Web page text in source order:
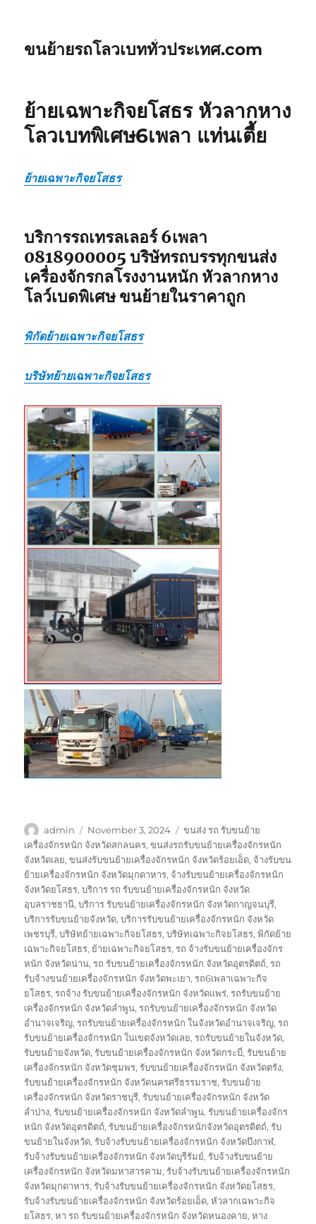
ขนย้ายรถโลวเบททั่วประเทศ.com
ย้ายเฉพาะกิจยโสธร หัวลากหาง
โลวเบทพิเศษ6เพลา แท่นเตี้ย
ย้ายเฉพาะกิจยโสธร
บริการรถเทรลเลอร์ 6เพลา
0818900005 บริษัทรถบรรทุกขนส่ง
เครื่องจักรกลโรงงานหนัก หัวลากหาง
โลว์เบดพิเศษ ขนย้ายในราคาถูก
พิกัดย้ายเฉพาะกิจยโสธร
บริษัทย้ายเฉพาะกิจยโสธร
Author
admin
Posted
on
November 3, 2024 Tags
ขนส่ง รถ รับขนย้าย
เครื่องจักรหนัก จังหวัดสกลนคร,ขนส่งรถรับขนย้ายเครื่องจักรหนัก
จังหวัดเลย,ขนส่งรับขนย้ายเครื่องจักรหนัก จังหวัดร้อยเอ็ด, จ้างรับขน
ย้ายเครื่องจักรหนัก จังหวัดมุกดาหาร, จ้างรับขนย้ายเครื่องจักรหนัก
จังหวัดยโสธร,บริการ รถ รับขนย้ายเครื่องจักรหนัก จังหวัด
อุบลราชธานี,บริการ รับขนย้ายเครื่องจักรหนัก จังหวัดกาญจนบุรี,
บริการรับขนย้ายจังหวัด,บริการรับขนย้ายเครื่องจักรหนัก จังหวัด
เพชรบุรี,บริษัทย้ายเฉพาะกิจยโสธร,บริษัทเฉพาะกิจยโสธร,พิกัดย้าย
เฉพาะกิจยโสธร, ย้ายเฉพาะกิจยโสธร,รถ จ้างรับขนย้ายเครื่องจักร
หนัก จังหวัดน่าน,รถ รับขนย้ายเครื่องจักรหนัก จังหวัดอุตรดิตถ์,รถ
รับจ้างขนย้ายเครื่องจักรหนัก จังหวัดพะเยา,รถ6เพลาเฉพาะกิจ
ยโสธร,รถจ้าง รับขนย้ายเครื่องจักรหนัก จังหวัดแพร่,รถรับขนย้าย
เครื่องจักรหนัก จังหวัดลำพูน,รถรับขนย้ายเครื่องจักรหนัก จังหวัด
อำนาจเจริญ,รถรับขนย้ายเครื่องจักรหนัก ในจังหวัดอำนาจเจริญ,รถ
รับขนย้ายเครื่องจักรหนัก ในเขตจังหวัดเลย,รถรับขนย้ายในจังหวัด,
รับขนย้ายจังหวัด,รับขนย้ายเครื่องจักรหนัก จังหวัดกระบี่,รับขนย้าย
เครื่องจักรหนัก จังหวัดชุมพร,รับขนย้ายเครื่องจักรหนัก จังหวัดตรัง,
รับขนย้ายเครื่องจักรหนัก จังหวัดนครศรีธรรมราช,รับขนย้าย
เครื่องจักรหนัก จังหวัดราชบุรี,รับขนย้ายเครื่องจักรหนัก จังหวัด
ลำปาง,รับขนย้ายเครื่องจักรหนัก จังหวัดลำพูน,รับขนย้ายเครื่องจักร
หนัก จังหวัดอุตรดิตถ์,รับขนย้ายเครื่องจักรหนักจังหวัดอุตรดิตถ์,รับ
ขนย้ายในจังหวัด,รับจ้างรับขนย้ายเครื่องจักรหนัก จังหวัดบึงกาฬ,
รับจ้างรับขนย้ายเครื่องจักรหนัก จังหวัดบุรีรัมย์,รับจ้างรับขนย้าย
เครื่องจักรหนัก จังหวัดมหาสารคาม,รับจ้างรับขนย้ายเครื่องจักรหนัก
จังหวัดมุกดาหาร,รับจ้างรับขนย้ายเครื่องจักรหนัก จังหวัดยโสธร,
รับจ้างรับขนย้ายเครื่องจักรหนัก จังหวัดร้อยเอ็ด,หัวลากเฉพาะกิจ
ยโสธร,หา รถ รับขนย้ายเครื่องจักรหนัก จังหวัดหนองคาย,หาง